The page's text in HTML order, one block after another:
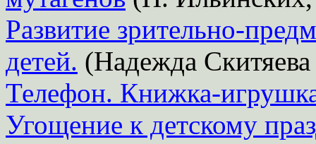
Развитие зрительно-
детей. (Надежда
Телефон. Книжка-
Угощение к детскому